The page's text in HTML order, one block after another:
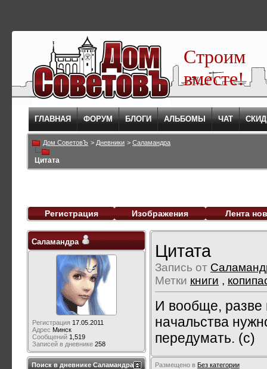
Строим
вместе!
ГЛАВНАЯ ФОРУМ БЛОГИ АЛЬБОМЫ ЧАТ
Дом СоветовЪ > Дневники > Саламандра
Цитата
Регистрация Изображения Лента
Цитата
Запись от
Метки книги ,
И вообще, разве
начальства
передумать. (с)
Размещено в Без категории
Саламандра
Регистрация 17.05.2011
Адрес Минск
Сообщений 1,519
Записей в дневнике 258
Поиск в дневнике Саламандра